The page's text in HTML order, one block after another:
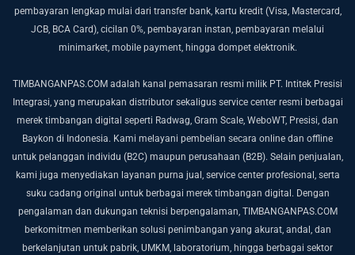
pembayaran lengkap mulai dari transfer bank, kartu kredit (Visa, Mastercard,
JCB, BCA Card), cicilan 0%, pembayaran instan, pembayaran melalui
minimarket, mobile payment, hingga dompet elektronik.
TIMBANGANPAS.COM adalah kanal pemasaran resmi milik PT. Intitek Presisi
Integrasi, yang merupakan distributor sekaligus service center resmi berbagai
merek timbangan digital seperti Radwag, Gram Scale, WeboWT, Presisi, dan
Baykon di Indonesia. Kami melayani pembelian secara online dan offline
untuk pelanggan individu (B2C) maupun perusahaan (B2B). Selain penjualan,
kami juga menyediakan layanan purna jual, service center profesional, serta
suku cadang original untuk berbagai merek timbangan digital. Dengan
pengalaman dan dukungan teknisi berpengalaman, TIMBANGANPAS.COM
berkomitmen memberikan solusi penimbangan yang akurat, andal, dan
berkelanjutan untuk pabrik, UMKM, laboratorium, hingga berbagai sektor